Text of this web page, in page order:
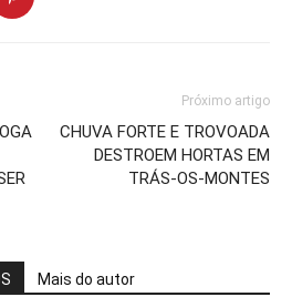
Próximo artigo
CHUVA FORTE E TROVOADA
DESTROEM HORTAS EM
TRÁS-OS-MONTES
Mais do autor